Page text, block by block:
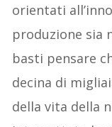
orientati
produzione sia
basti pensare
decina di
della vita della